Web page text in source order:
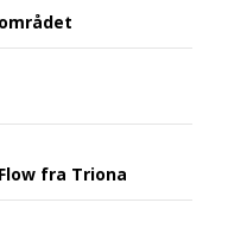
fra Triona